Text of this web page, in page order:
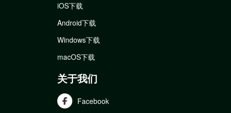
iOS下载
Android下载
Windows下载
macOS下载
关于我们
Facebook